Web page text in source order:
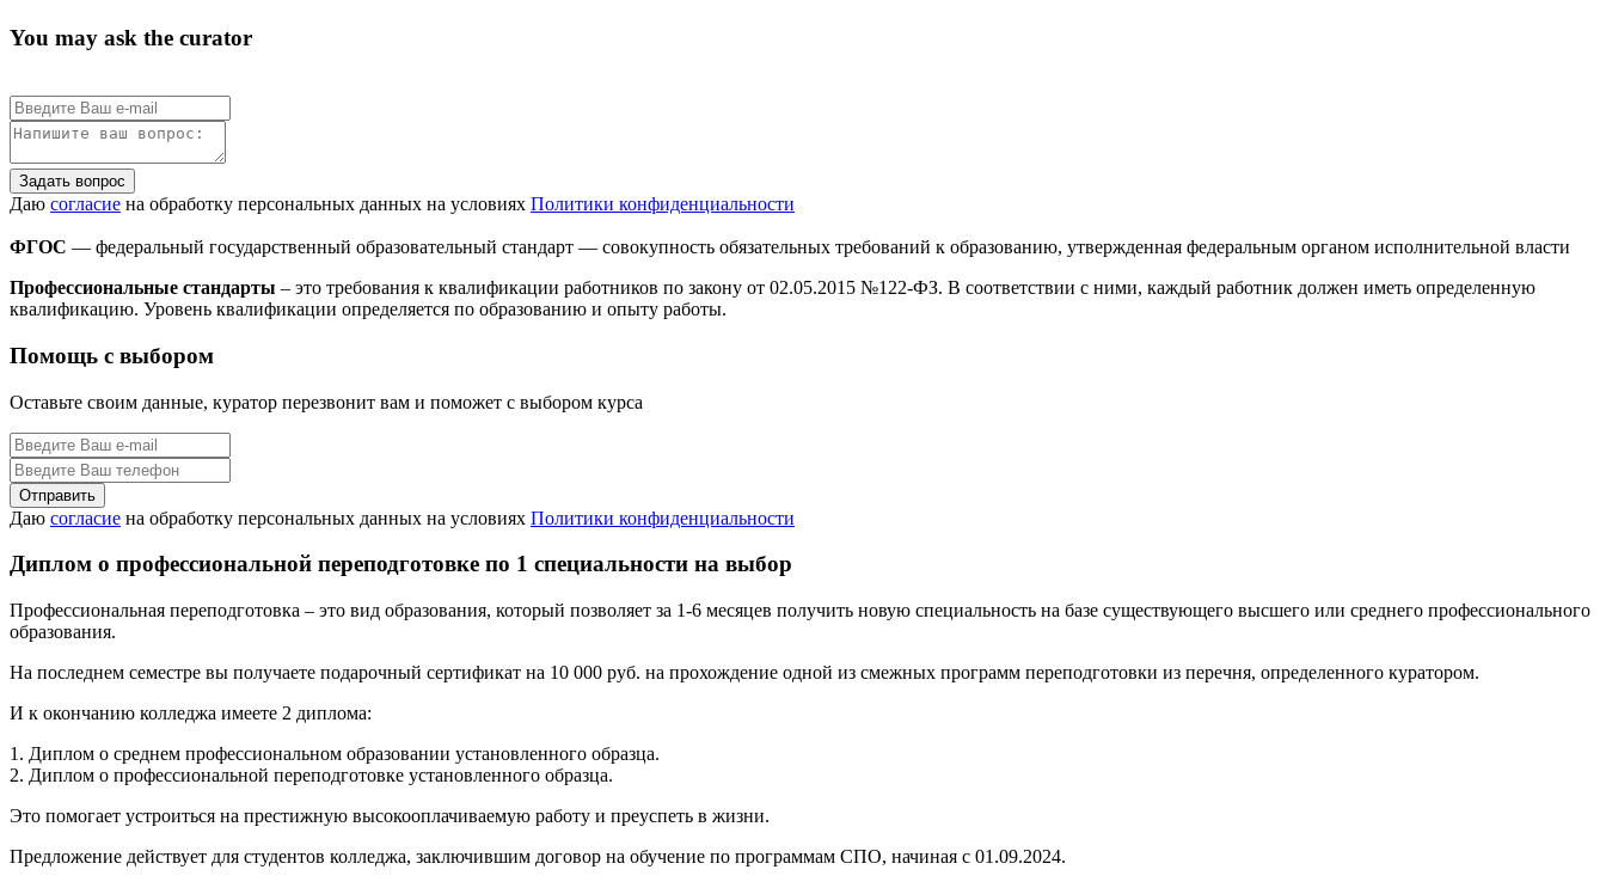
You may ask the curator
Задать вопрос
Даю согласие на обработку персональных данных на условиях Политики конфиденциальности
ФГОС — федеральный государственный образовательный стандарт — совокупность обязательных требований к образованию, утвержденная федеральным органом исполнительной власти
Профессиональные стандарты – это требования к квалификации работников по закону от 02.05.2015 №122-ФЗ. В соответствии с ними, каждый работник должен иметь определенную
квалификацию. Уровень квалификации определяется по образованию и опыту работы.
Помощь с выбором
Оставьте своим данные, куратор перезвонит вам и поможет с выбором курса
Даю согласие на обработку персональных данных на условиях Политики конфиденциальности
Диплом о профессиональной переподготовке по 1 специальности на выбор
Профессиональная переподготовка – это вид образования, который позволяет за 1-6 месяцев получить новую специальность на базе существующего высшего или среднего профессионального
образования.
На последнем семестре вы получаете подарочный сертификат на 10 000 руб. на прохождение одной из смежных программ переподготовки из перечня, определенного куратором.
И к окончанию колледжа имеете 2 диплома:
1. Диплом о среднем профессиональном образовании установленного образца.
2. Диплом о профессиональной переподготовке установленного образца.
Это помогает устроиться на престижную высокооплачиваемую работу и преуспеть в жизни.
Предложение действует для студентов колледжа, заключившим договор на обучение по программам СПО, начиная с 01.09.2024.